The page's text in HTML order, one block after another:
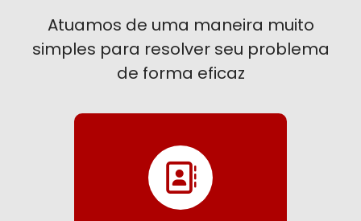
Atuamos de uma maneira muito
simples para resolver seu problema
de forma eficaz